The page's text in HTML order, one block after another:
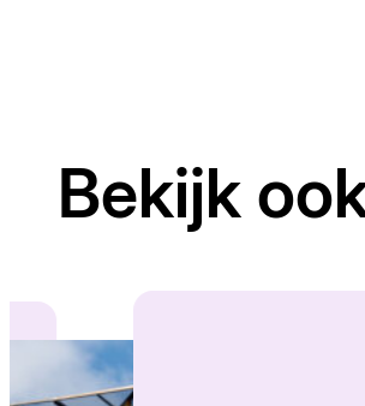
Bekijk